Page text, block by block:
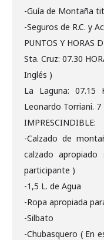
-Guía de Montaña
-Seguros de R.C. y
PUNTOS Y HORAS
Sta. Cruz: 07.30
Inglés )
La Laguna: 07.15
Leonardo Torriani. 7
IMPRESCINDIBLE:
-Calzado de
calzado
participante )
-1,5 L. de Agua
-Ropa apropiada
-Silbato
-Chubasquero ( En